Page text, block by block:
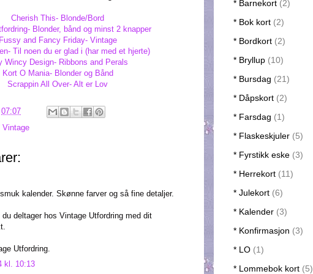
Cherish This- Blonde/Bord
Blonder, bånd og minst 2 knapper
Fussy and Fancy Friday- Vintage
Til noen du er glad i (har med et hjerte)
Wincy Design- Ribbons and Perals
Kort O Mania- Blonder og Bånd
Scrappin All Over- Alt er Lov
07:07
Vintage
kalender. Skønne farver og så fine detaljer.
deltager hos Vintage Utfordring med dit
Utfordring.
kl. 10:13
* Barnekort (2)
* Bok kort (2)
* Bordkort (2)
* Bryllup (10)
* Bursdag (21)
* Dåpskort (2)
* Farsdag (1)
* Flaskeskjuler (5)
* Fyrstikk eske (3)
* Herrekort (11)
* Julekort (6)
* Kalender (3)
* Konfirmasjon (3)
* LO (1)
* Lommebok kort (5)